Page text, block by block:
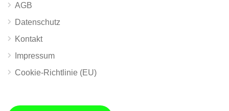
AGB
Datenschutz
Kontakt
Impressum
Cookie-Richtlinie (EU)